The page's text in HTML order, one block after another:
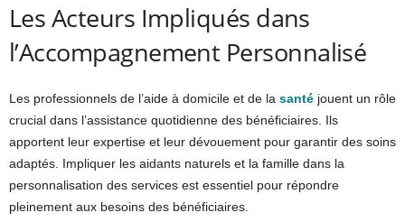
Les Acteurs Impliqués dans
l’Accompagnement Personnalisé
Les professionnels de l’aide à domicile et de la santé jouent un rôle
crucial dans l’assistance quotidienne des bénéficiaires. Ils
apportent leur expertise et leur dévouement pour garantir des soins
adaptés. Impliquer les aidants naturels et la famille dans la
personnalisation des services est essentiel pour répondre
pleinement aux besoins des bénéficiaires.